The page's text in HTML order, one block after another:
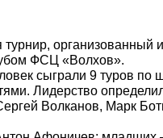
турнир,
ФСЦ «Волхов».
сыграли 9 туров
Лидерство
Волканов, Марк